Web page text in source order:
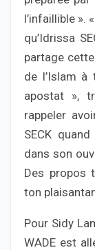
l’infaillible ».
qu’Idrissa
partage
de l’Islam à
apostat »,
rappeler
SECK
dans son
Des propos
ton
Pour Sidy
WADE est